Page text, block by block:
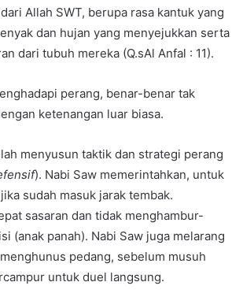
Allah SWT, berupa rasa kantuk yang
dan hujan yang menyejukkan serta
dari tubuh mereka (Q.sAl Anfal : 11).
perang, benar-benar tak
ketenangan luar biasa.
menyusun taktik dan strategi perang
). Nabi Saw memerintahkan, untuk
sudah masuk jarak tembak.
sasaran dan tidak menghambur-
(anak panah). Nabi Saw juga melarang
pedang, sebelum musuh
untuk duel langsung.